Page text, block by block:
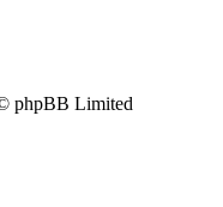
phpBB Limited